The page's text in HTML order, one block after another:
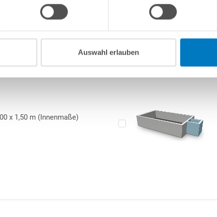
Auswahl erlauben
eingehängt werden. Die Schwimmbadfolie schmiegt sich
ist hierbei für eine linksseitige Ecktreppe
sich abschließend links auf der gegenüberliegenden
bereits enthalten.
sowohl ausreichend Platz zum gleichzeitigen Betreten
x 1,50 m (Innenmaße)